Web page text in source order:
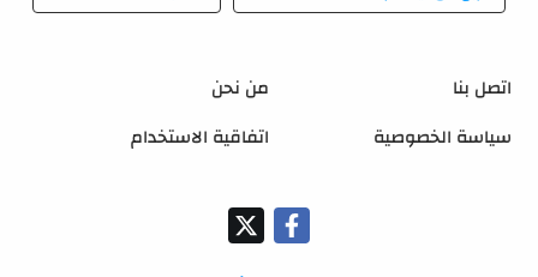
اتصل بنا من نحن
سياسة الخصوصية اتفاقية الاستخدام